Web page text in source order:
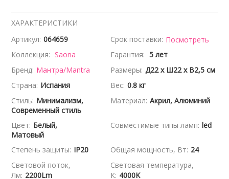
ХАРАКТЕРИСТИКИ
Артикул: 064659 Срок поставки: Посмотреть
Коллекция: Saona Гарантия: 5 лет
Бренд: Мантра/Mantra Размеры: Д22 x Ш22 x В2,5 см
Страна: Испания Вес: 0.8 кг
Стиль: Минимализм,
Современный стиль
Материал: Акрил, Алюминий
Цвет: Белый,
Матовый
Совместимые типы ламп: led
Степень защиты: IP20 Общая мощность, Вт: 24
Световой поток,
Лм: 2200Lm
Световая температура,
К: 4000K